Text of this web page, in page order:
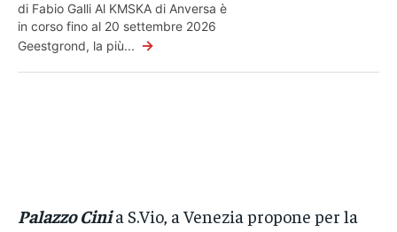
di Fabio Galli Al KMSKA di Anversa è
in corso fino al 20 settembre 2026
Geestgrond, la più... →
Palazzo Cinia S.Vio, a Venezia propone per la